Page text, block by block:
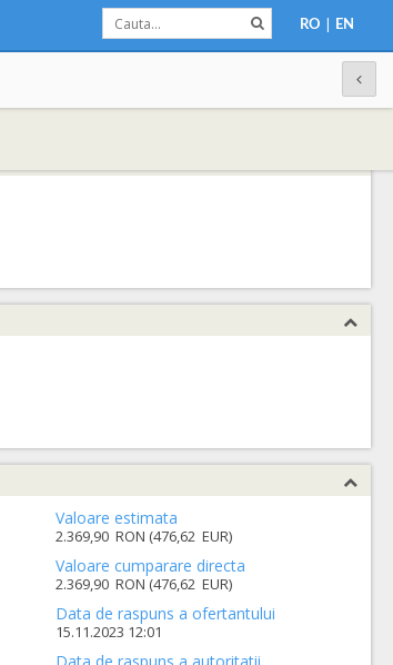
RO | EN
Valoare estimata
2.369,90 RON (476,62 EUR)
Valoare cumparare directa
2.369,90 RON (476,62 EUR)
Data de raspuns a ofertantului
15.11.2023 12:01